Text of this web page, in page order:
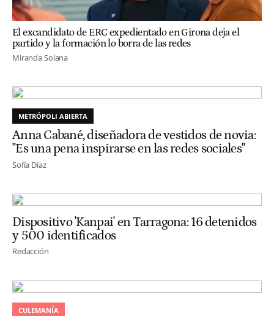
El excandidato de ERC expedientado en Girona deja el
partido y la formación lo borra de las redes
Miranda Solana
METRÓPOLI ABIERTA
Anna Cabané, diseñadora de vestidos de novia:
"Es una pena inspirarse en las redes sociales"
Sofía Díaz
Dispositivo 'Kanpai' en Tarragona: 16 detenidos
y 500 identificados
Redacción
CULEMANÍA